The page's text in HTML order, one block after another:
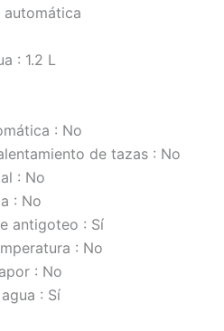
automática
: 1.2 L
: No
de tazas : No
: No
: No
antigoteo : Sí
: No
: No
: Sí